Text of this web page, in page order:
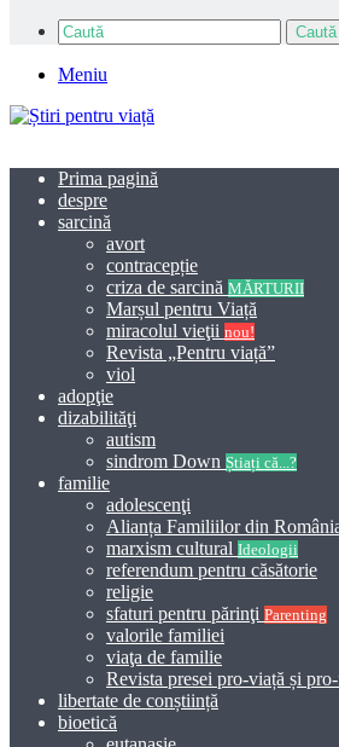
Caută
Meniu
Prima pagină
despre
sarcină
avort
contracepție
criza de sarcină MĂRTURII
Marșul pentru Viață
miracolul vieţii nou!
Revista „Pentru viață”
viol
adopţie
dizabilităţi
autism
sindrom Down Știați că...?
familie
adolescenţi
Alianța Familiilor din
marxism cultural Ideologii
referendum pentru căsătorie
religie
sfaturi pentru părinţi Parenting
valorile familiei
viaţa de familie
Revista presei pro-viață și
libertate de conștiință
bioetică